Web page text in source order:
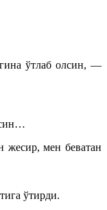
ўтлаб олсин, —
мен беватан
ўтирди.